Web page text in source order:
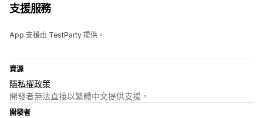
支援服務
App 支援由 TestParty 提供。
資源
隱私權政策
開發者無法直接以繁體中文提供支援。
開發者